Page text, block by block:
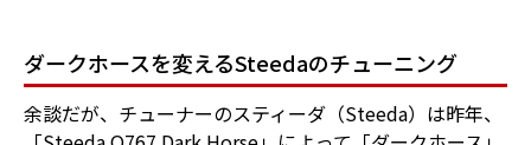
ダークホースを変えるSteedaのチューニング
余談だが、チューナーのスティーダ（Steeda）は昨年、